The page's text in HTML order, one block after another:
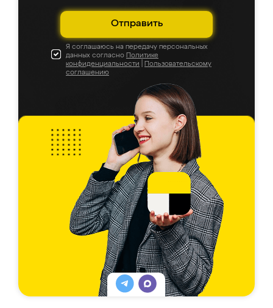
Отправить
Я соглашаюсь на передачу персональных
данных согласно Политике
конфиденциальности
Пользовательскому
соглашению